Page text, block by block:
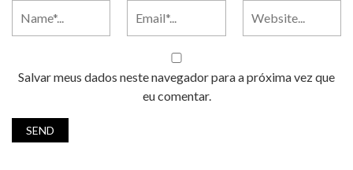
Salvar meus dados neste navegador para a próxima vez que
eu comentar.